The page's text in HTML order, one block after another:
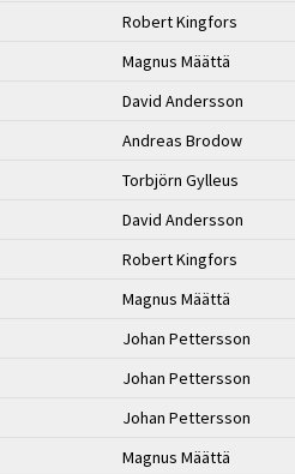
Robert Kingfors
Magnus Määttä
David Andersson
Andreas Brodow
Torbjörn Gylleus
David Andersson
Robert Kingfors
Magnus Määttä
Johan Pettersson
Johan Pettersson
Johan Pettersson
Magnus Määttä